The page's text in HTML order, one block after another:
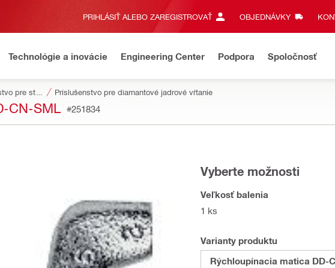
PRIHLÁSIŤ ALEBO ZAREGISTROVAŤ OBJEDNÁVKY
Technológie a inovácie Engineering Center Podpora Spoločnosť
Príslušenstvo pre diamantové jadrové vŕtanie
CN-SML #251834
Vyberte možnosti
Veľkosť balenia
1 ks
Varianty produktu
Rýchloupínacia matica DD-